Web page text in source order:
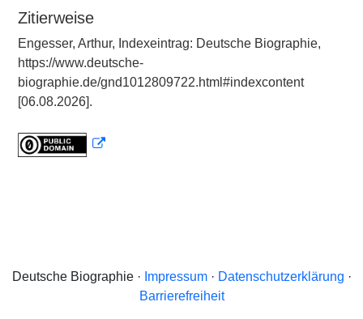
Zitierweise
Engesser, Arthur, Indexeintrag: Deutsche Biographie,
https://www.deutsche-
biographie.de/gnd1012809722.html#indexcontent
[06.08.2026].
Deutsche Biographie · Impressum· Datenschutzerklärung ·
Barrierefreiheit